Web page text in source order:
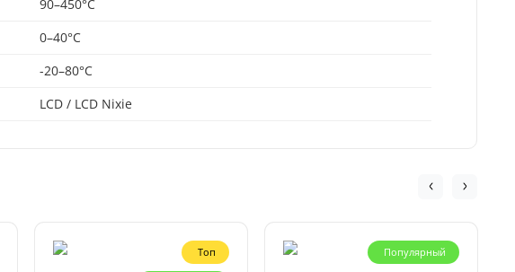
90–450°C
0–40°C
-20–80°C
LCD / LCD Nixie
Топ Популярный